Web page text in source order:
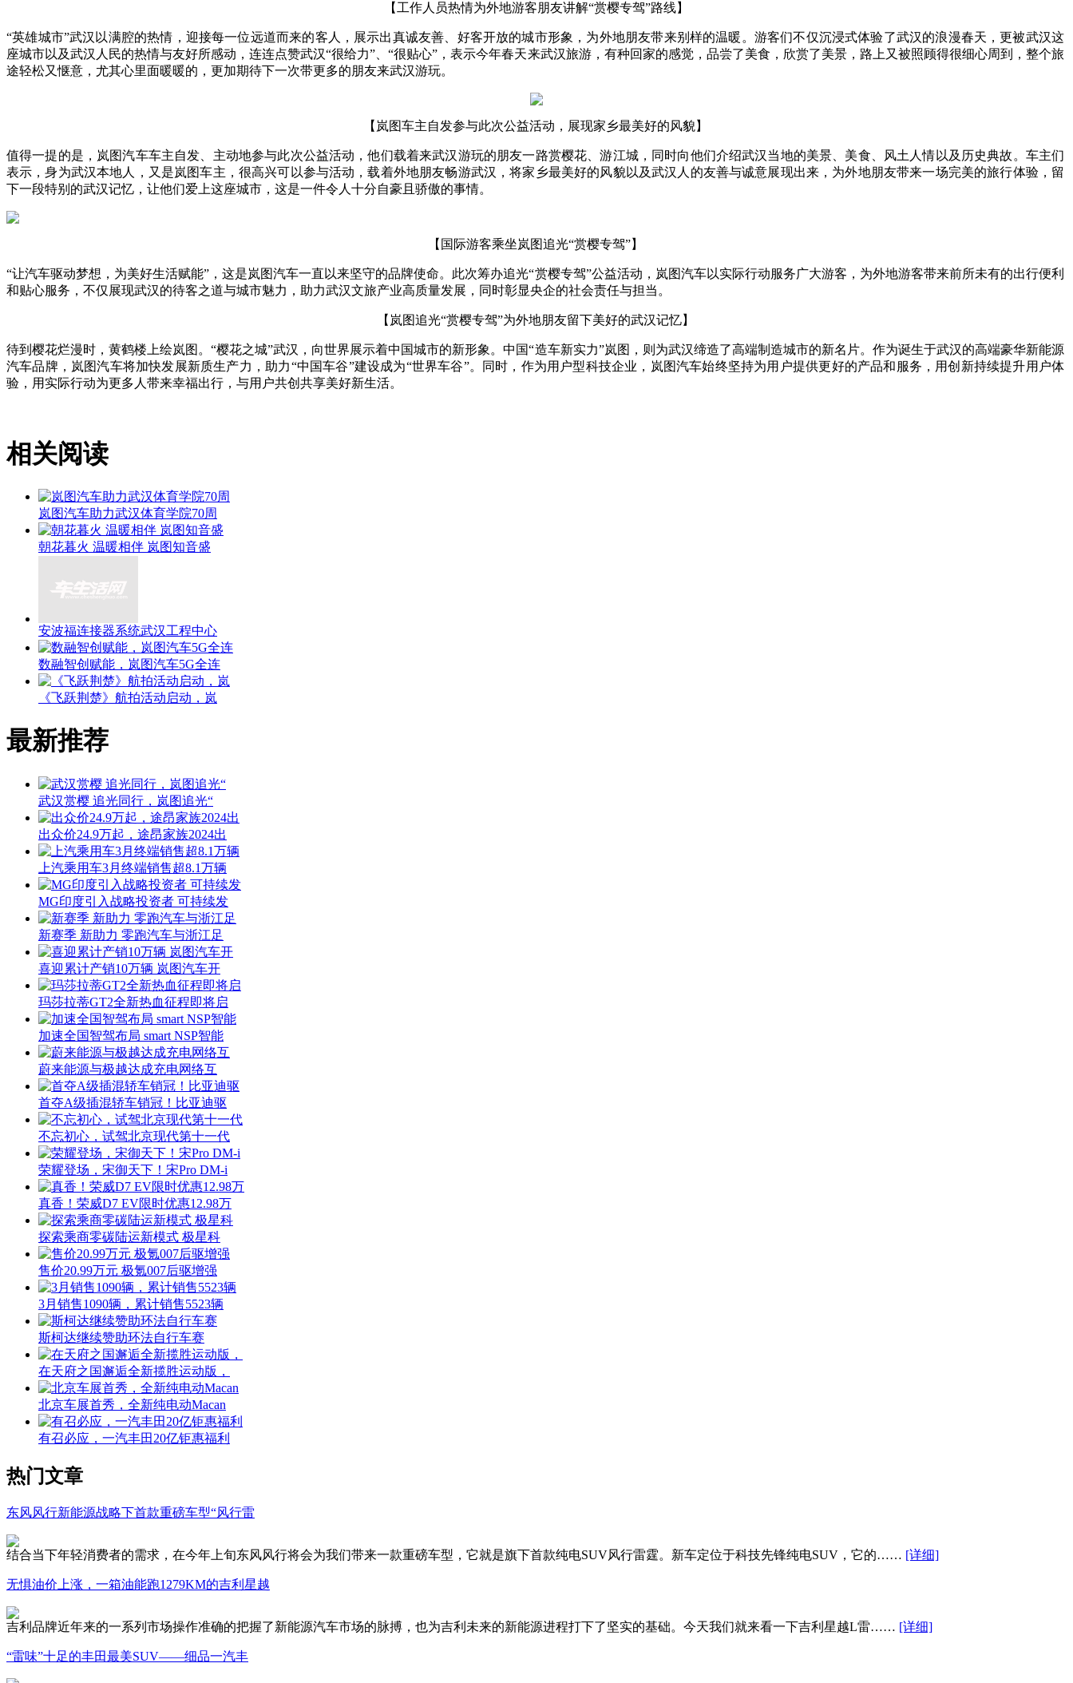
【工作人员热情为外地游客朋友讲解“赏樱专驾”路线】
“英雄城市”武汉以满腔的热情，迎接每一位远道而来的客人，展示出真诚友善、好客开放的城市形象，为外地朋友带来别样的温暖。游客们不仅沉浸式体验了武汉的浪漫春天，更被武汉这
座城市以及武汉人民的热情与友好所感动，连连点赞武汉“很给力”、“很贴心”，表示今年春天来武汉旅游，有种回家的感觉，品尝了美食，欣赏了美景，路上又被照顾得很细心周到，整个旅
途轻松又惬意，尤其心里面暖暖的，更加期待下一次带更多的朋友来武汉游玩。
【岚图车主自发参与此次公益活动，展现家乡最美好的风貌】
值得一提的是，岚图汽车车主自发、主动地参与此次公益活动，他们载着来武汉游玩的朋友一路赏樱花、游江城，同时向他们介绍武汉当地的美景、美食、风土人情以及历史典故。车主们
表示，身为武汉本地人，又是岚图车主，很高兴可以参与活动，载着外地朋友畅游武汉，将家乡最美好的风貌以及武汉人的友善与诚意展现出来，为外地朋友带来一场完美的旅行体验，留
下一段特别的武汉记忆，让他们爱上这座城市，这是一件令人十分自豪且骄傲的事情。
【国际游客乘坐岚图追光“赏樱专驾”】
“让汽车驱动梦想，为美好生活赋能”，这是岚图汽车一直以来坚守的品牌使命。此次筹办追光“赏樱专驾”公益活动，岚图汽车以实际行动服务广大游客，为外地游客带来前所未有的出行便利
和贴心服务，不仅展现武汉的待客之道与城市魅力，助力武汉文旅产业高质量发展，同时彰显央企的社会责任与担当。
【岚图追光“赏樱专驾”为外地朋友留下美好的武汉记忆】
待到樱花烂漫时，黄鹤楼上绘岚图。“樱花之城”武汉，向世界展示着中国城市的新形象。中国“造车新实力”岚图，则为武汉缔造了高端制造城市的新名片。作为诞生于武汉的高端豪华新能源
汽车品牌，岚图汽车将加快发展新质生产力，助力“中国车谷”建设成为“世界车谷”。同时，作为用户型科技企业，岚图汽车始终坚持为用户提供更好的产品和服务，用创新持续提升用户体
验，用实际行动为更多人带来幸福出行，与用户共创共享美好新生活。
相关阅读
岚图汽车助力武汉体育学院70周
朝花暮火 温暖相伴 岚图知音盛
安波福连接器系统武汉工程中心
数融智创赋能，岚图汽车5G全连
《飞跃荆楚》航拍活动启动，岚
最新推荐
武汉赏樱 追光同行，岚图追光“
出众价24.9万起，途昂家族2024出
上汽乘用车3月终端销售超8.1万辆
MG印度引入战略投资者 可持续发
新赛季 新助力 零跑汽车与浙江足
喜迎累计产销10万辆 岚图汽车开
玛莎拉蒂GT2全新热血征程即将启
加速全国智驾布局 smart NSP智能
蔚来能源与极越达成充电网络互
首夺A级插混轿车销冠！比亚迪驱
不忘初心，试驾北京现代第十一代
荣耀登场，宋御天下！宋Pro DM-i
真香！荣威D7 EV限时优惠12.98万
探索乘商零碳陆运新模式 极星科
售价20.99万元 极氪007后驱增强
3月销售1090辆，累计销售5523辆
斯柯达继续赞助环法自行车赛
在天府之国邂逅全新揽胜运动版，
北京车展首秀，全新纯电动Macan
有召必应，一汽丰田20亿钜惠福利
热门文章
东风风行新能源战略下首款重磅车型“风行雷
结合当下年轻消费者的需求，在今年上旬东风风行将会为我们带来一款重磅车型，它就是旗下首款纯电SUV风行雷霆。新车定位于科技先锋纯电SUV，它的…… [详细]
无惧油价上涨，一箱油能跑1279KM的吉利星越
吉利品牌近年来的一系列市场操作准确的把握了新能源汽车市场的脉搏，也为吉利未来的新能源进程打下了坚实的基础。今天我们就来看一下吉利星越L雷…… [详细]
“雷味”十足的丰田最美SUV——细品一汽丰